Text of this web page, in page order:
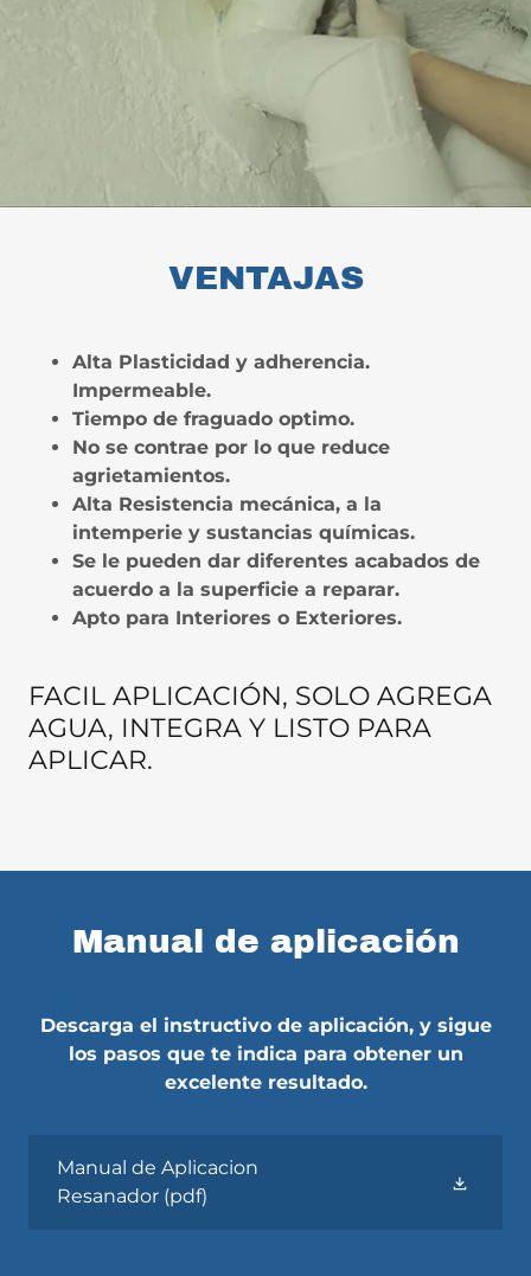
VENTAJAS
Alta Plasticidad y adherencia.
Impermeable.
Tiempo de fraguado optimo.
No se contrae por lo que reduce
agrietamientos.
Alta Resistencia mecánica, a la
intemperie y sustancias químicas.
Se le pueden dar diferentes acabados de
acuerdo a la superficie a reparar.
Apto para Interiores o Exteriores.
FACIL APLICACIÓN, SOLO AGREGA
AGUA, INTEGRA Y LISTO PARA
APLICAR.
Manual de aplicación
Descarga el instructivo de aplicación, y sigue
los pasos que te indica para obtener un
excelente resultado.
Manual de Aplicacion
Resanador (pdf)